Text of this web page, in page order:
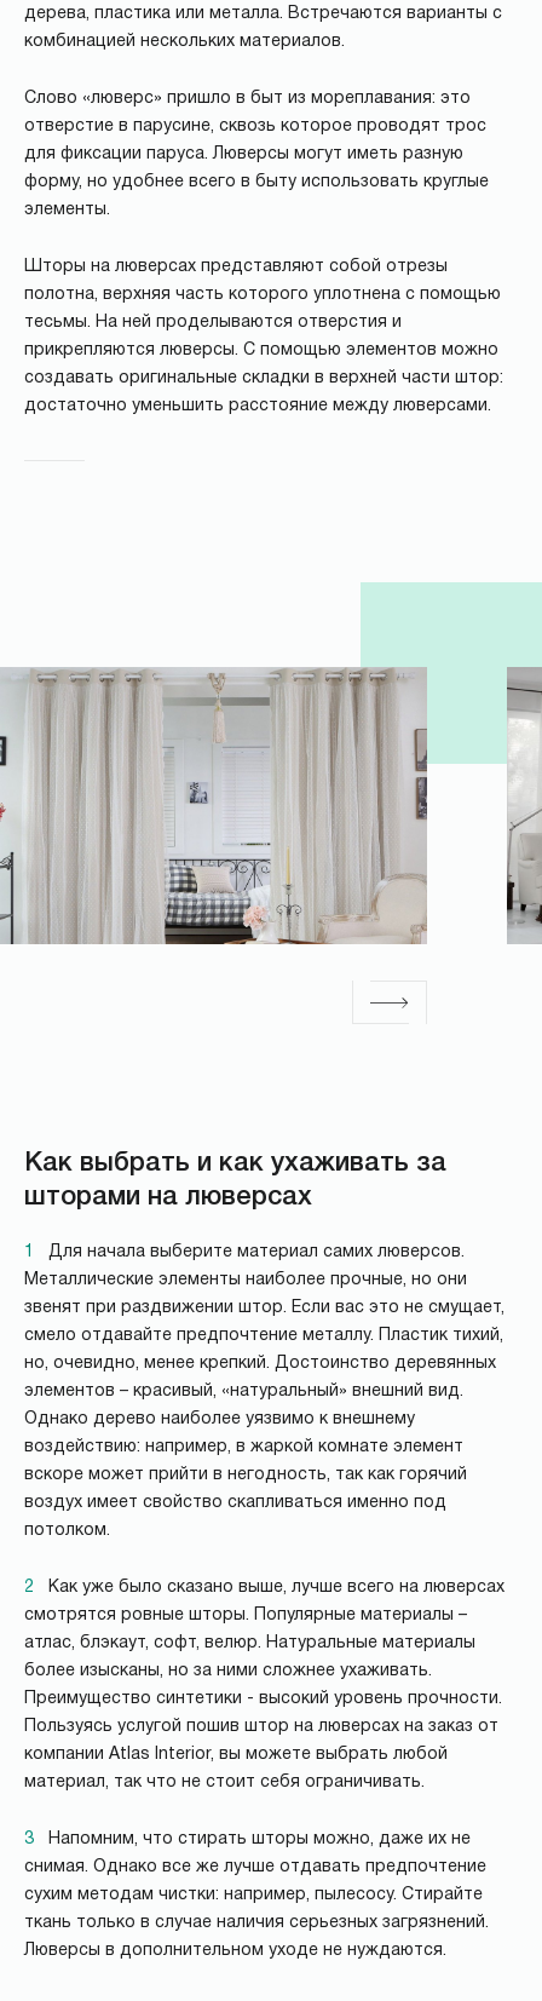
дерева, пластика или металла. Встречаются варианты с
комбинацией нескольких материалов.
Слово «люверс» пришло в быт из мореплавания: это
отверстие в парусине, сквозь которое проводят трос
для фиксации паруса. Люверсы могут иметь разную
форму, но удобнее всего в быту использовать круглые
элементы.
Шторы на люверсах представляют собой отрезы
полотна, верхняя часть которого уплотнена с помощью
тесьмы. На ней проделываются отверстия и
прикрепляются люверсы. С помощью элементов можно
создавать оригинальные складки в верхней части штор:
достаточно уменьшить расстояние между люверсами.
Как выбрать и как ухаживать за
шторами на люверсах
1
Для начала выберите материал самих люверсов.
Металлические элементы наиболее прочные, но они
звенят при раздвижении штор. Если вас это не смущает,
смело отдавайте предпочтение металлу. Пластик тихий,
но, очевидно, менее крепкий. Достоинство деревянных
элементов – красивый, «натуральный» внешний вид.
Однако дерево наиболее уязвимо к внешнему
воздействию: например, в жаркой комнате элемент
вскоре может прийти в негодность, так как горячий
воздух имеет свойство скапливаться именно под
потолком.
2 Как уже было сказано выше, лучше всего на люверсах
смотрятся ровные шторы. Популярные материалы –
атлас, блэкаут, софт, велюр. Натуральные материалы
более изысканы, но за ними сложнее ухаживать.
Преимущество синтетики - высокий уровень прочности.
Пользуясь услугой пошив штор на люверсах на заказ от
компании Atlas Interior, вы можете выбрать любой
материал, так что не стоит себя ограничивать.
3 Напомним, что стирать шторы можно, даже их не
снимая. Однако все же лучше отдавать предпочтение
сухим методам чистки: например, пылесосу. Стирайте
ткань только в случае наличия серьезных загрязнений.
Люверсы в дополнительном уходе не нуждаются.